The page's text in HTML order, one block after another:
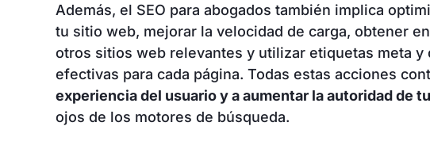
Además, el SEO para abogados también implica
tu sitio web, mejorar la velocidad de carga, obtener
otros sitios web relevantes y utilizar etiquetas meta y
efectivas para cada página. Todas estas acciones
experiencia del usuario y a aumentar la autoridad de
ojos de los motores de búsqueda.